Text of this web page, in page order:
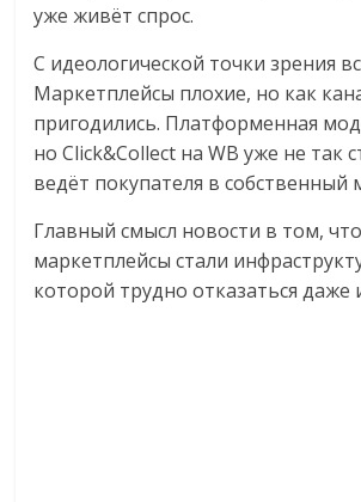
уже живёт спрос.
С идеологической точки зрения
Маркетплейсы плохие, но как
пригодились. Платформенная
но Click&Collect на WB уже не так
ведёт покупателя в собственный
Главный смысл новости в том, что
маркетплейсы стали
которой трудно отказаться даже